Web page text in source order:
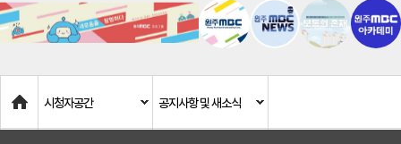
Home
시청자공간 공지사항 및 새소식